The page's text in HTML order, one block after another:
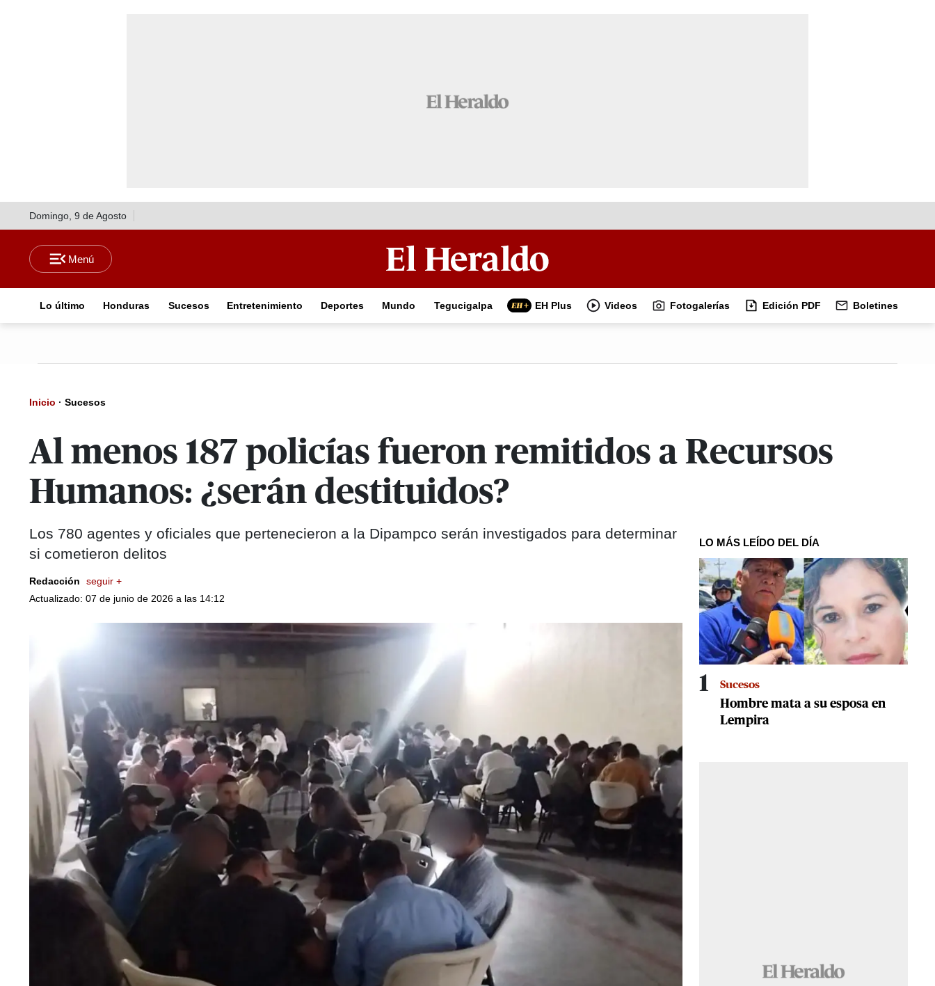
Domingo, 9 de Agosto
Lo último Honduras Sucesos Entretenimiento Deportes Mundo Tegucigalpa EH Plus Videos Fotogalerías Edición PDF Boletines
Inicio · Sucesos
Al menos 187 policías fueron remitidos a Recursos
Humanos: ¿serán destituidos?
Los 780 agentes y oficiales que pertenecieron a la Dipampco serán investigados para determinar
si cometieron delitos
Redacción
seguir +
Actualizado: 07 de junio de 2026 a las 14:12
LO MÁS LEÍDO DEL DÍA
1 Sucesos
Hombre mata a su esposa en
Lempira